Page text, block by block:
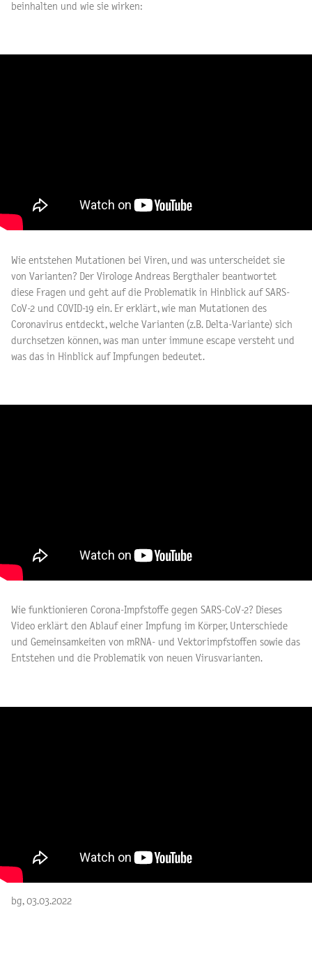
beinhalten und wie sie wirken:
Wie entstehen Mutationen bei Viren, und was unterscheidet sie
von Varianten? Der Virologe Andreas Bergthaler beantwortet
diese Fragen und geht auf die Problematik in Hinblick auf SARS-
CoV-2 und COVID-19 ein. Er erklärt, wie man Mutationen des
Coronavirus entdeckt, welche Varianten (z.B. Delta-Variante) sich
durchsetzen können, was man unter immune escape versteht und
was das in Hinblick auf Impfungen bedeutet.
Wie funktionieren Corona-Impfstoffe gegen SARS-CoV-2? Dieses
Video erklärt den Ablauf einer Impfung im Körper, Unterschiede
und Gemeinsamkeiten von mRNA- und Vektorimpfstoffen sowie das
Entstehen und die Problematik von neuen Virusvarianten.
bg, 03.03.2022